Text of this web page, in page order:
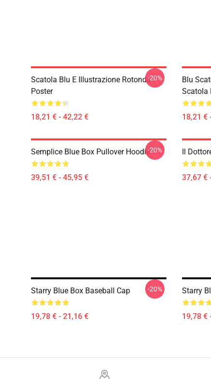
Scatola Blu E Illustrazione Rotonda
Poster
18,21 € - 42,22 €
-20%
Blu
Scatola
18,21 €
Semplice Blue Box Pullover Hoodie
39,51 € - 45,95 €
-20% Il
37,67 €
Starry Blue Box Baseball Cap
19,78 € - 21,16 €
-20% Starry
19,78 €